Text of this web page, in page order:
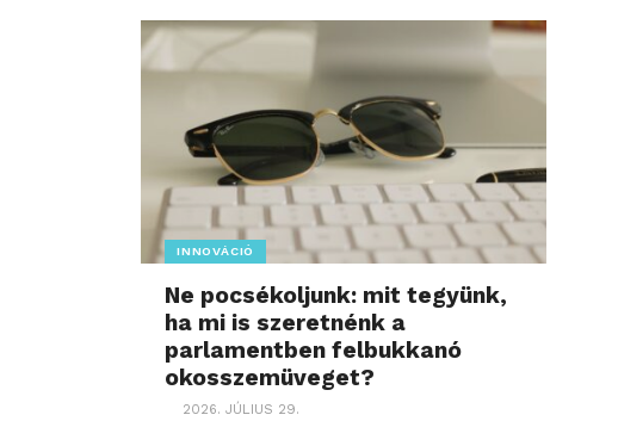
INNOVÁCIÓ
Ne pocsékoljunk: mit tegyünk,
ha mi is szeretnénk a
parlamentben felbukkanó
okosszemüveget?
2026. JÚLIUS 29.